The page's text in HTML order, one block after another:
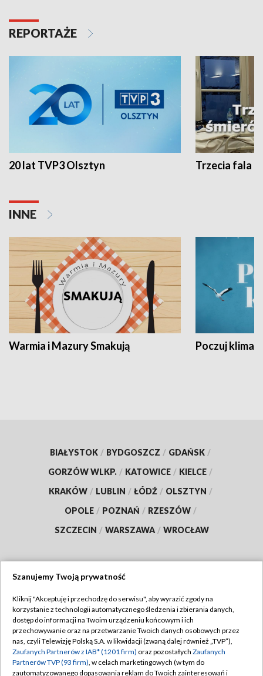
REPORTAŻE
20 lat TVP3 Olsztyn Trzecia fala -
INNE
Warmia i Mazury Smakują Poczuj klimat
BIAŁYSTOK / BYDGOSZCZ / GDAŃSK /
GORZÓW WLKP. / KATOWICE / KIELCE /
KRAKÓW / LUBLIN / ŁÓDŹ / OLSZTYN /
OPOLE / POZNAŃ / RZESZÓW /
SZCZECIN / WARSZAWA / WROCŁAW
TVP
Abonament TVP
Emisja w TVP
Centrum informacji TVP
Regulamin TVP
Polityka prywatności
Moje zgody
Szanujemy Twoją prywatność
Kliknij "Akceptuję i przechodzę do serwisu", aby wyrazić zgody na
korzystanie z technologii automatycznego śledzenia i zbierania danych,
dostęp do informacji na Twoim urządzeniu końcowym i ich
przechowywanie oraz na przetwarzanie Twoich danych osobowych przez
nas, czyli Telewizję Polską S.A. w likwidacji (zwaną dalej również „TVP”),
Zaufanych Partnerów z IAB* (1201 firm) oraz pozostałych Zaufanych
Partnerów TVP (93 firm), w celach marketingowych (w tym do
zautomatyzowanego dopasowania reklam do Twoich zainteresowań i